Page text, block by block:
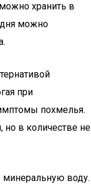
хранить в
дня можно
при
похмелья.
но в количестве не
воду.